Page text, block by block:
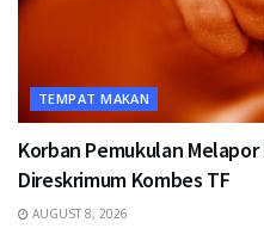
TEMPAT MAKAN
Korban Pemukulan
Direskrimum Kombes TF
AUGUST 8, 2026